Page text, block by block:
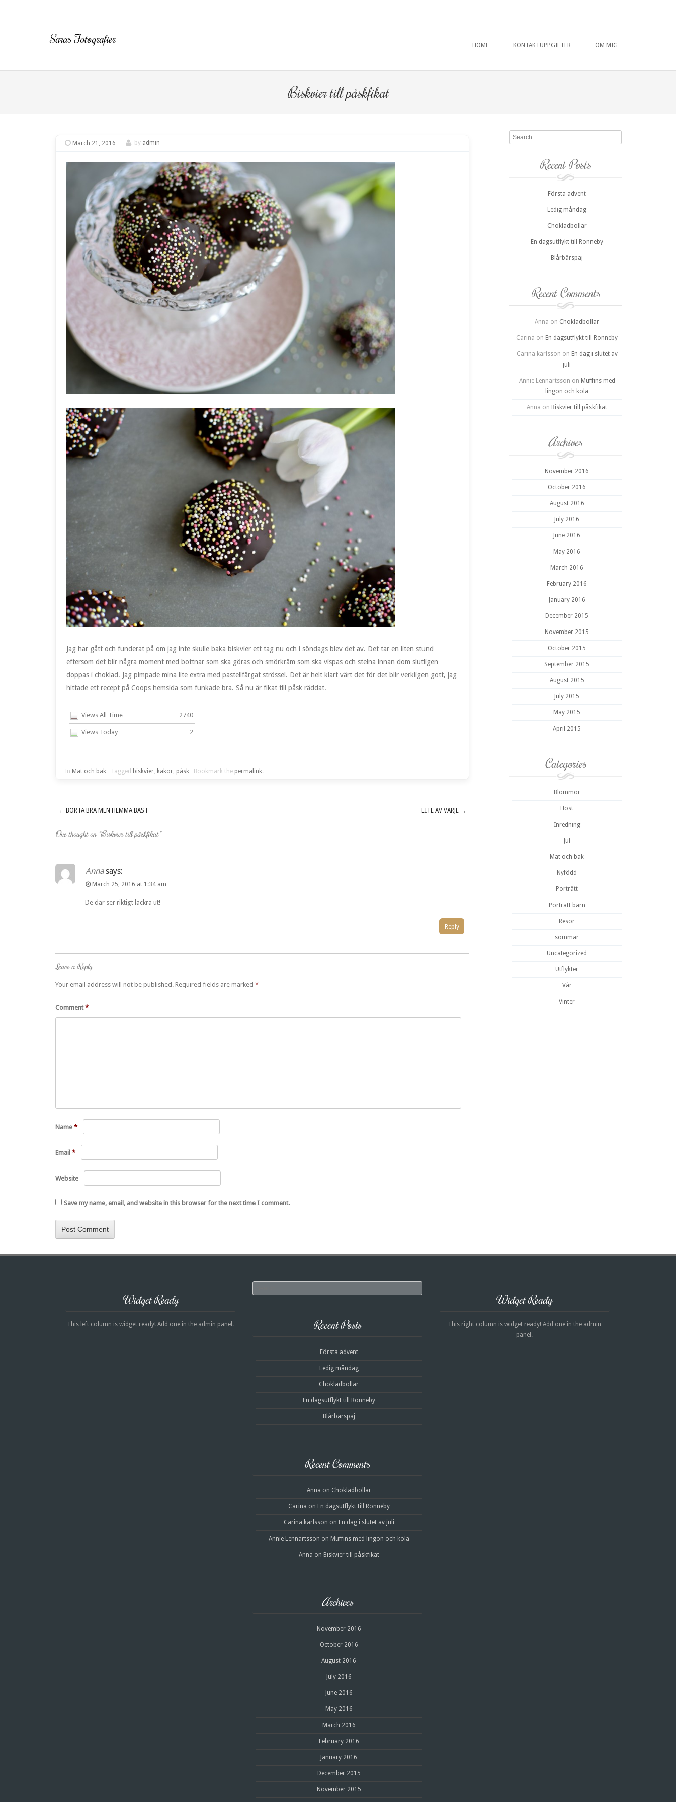
Saras Fotografier HOME KONTAKTUPPGIFTER OM MIG
Biskvier till påskfikat
March 21, 2016 by admin
Jag har gått och funderat på om jag inte skulle baka biskvier ett tag nu och i söndags blev det av. Det tar en liten stund
eftersom det blir några moment med bottnar som ska göras och smörkräm som ska vispas och stelna innan dom slutligen
doppas i choklad. Jag pimpade mina lite extra med pastellfärgat strössel. Det är helt klart värt det för det blir verkligen gott, jag
hittade ett recept på Coops hemsida som funkade bra. Så nu är fikat till påsk räddat.
Views All Time 2740
Views Today 2
In Mat och bak Tagged biskvier, kakor, påsk Bookmark the permalink.
Post navigation
← BORTA BRA MEN HEMMA BÄST LITE AV VARJE →
One thought on “Biskvier till påskfikat”
Anna says:
March 25, 2016 at 1:34 am
De där ser riktigt läckra ut!
Reply
Leave a Reply
Your email address will not be published. Required fields are marked *
Comment*
Name *
Email *
Website
Save my name, email, and website in this browser for the next time I comment.
Search
Recent Posts
Första advent
Ledig måndag
Chokladbollar
En dagsutflykt till Ronneby
Blårbärspaj
Recent Comments
Anna on Chokladbollar
Carina on En dagsutflykt till Ronneby
Carina karlsson on En dag i slutet av
juli
Annie Lennartsson on Muffins med
lingon och kola
Anna on Biskvier till påskfikat
Archives
November 2016
October 2016
August 2016
July 2016
June 2016
May 2016
March 2016
February 2016
January 2016
December 2015
November 2015
October 2015
September 2015
August 2015
July 2015
May 2015
April 2015
Categories
Blommor
Höst
Inredning
Jul
Mat och bak
Nyfödd
Porträtt
Porträtt barn
Resor
sommar
Uncategorized
Utflykter
Vår
Vinter
Widget Ready
This left column is widget ready! Add one in the admin panel. Recent Posts
Första advent
Ledig måndag
Chokladbollar
En dagsutflykt till Ronneby
Blårbärspaj
Recent Comments
Anna on Chokladbollar
Carina on En dagsutflykt till Ronneby
Carina karlsson on En dag i slutet av juli
Annie Lennartsson on Muffins med lingon och kola
Anna on Biskvier till påskfikat
Archives
November 2016
October 2016
August 2016
July 2016
June 2016
May 2016
March 2016
February 2016
January 2016
December 2015
November 2015
Widget Ready
This right column is widget ready! Add one in the admin
panel.